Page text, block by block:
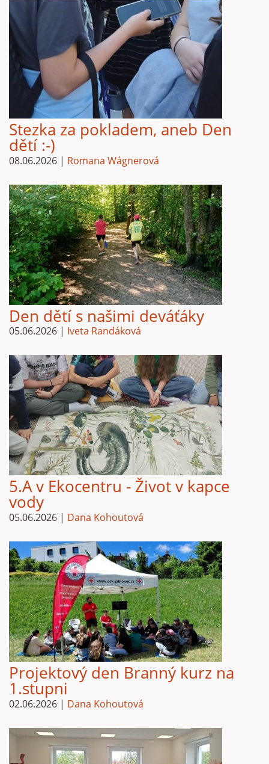
Stezka za pokladem, aneb Den
dětí :-)
08.06.2026 | Romana Wágnerová
Den dětí s našimi deváťáky
05.06.2026 | Iveta Randáková
5.A v Ekocentru - Život v kapce
vody
05.06.2026 | Dana Kohoutová
Projektový den Branný kurz na
1.stupni
02.06.2026 | Dana Kohoutová